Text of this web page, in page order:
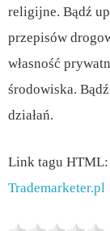
religijne. Bądź
przepisów
własność
środowiska.
działań.
Link tagu HTML:
Trademarketer.pl